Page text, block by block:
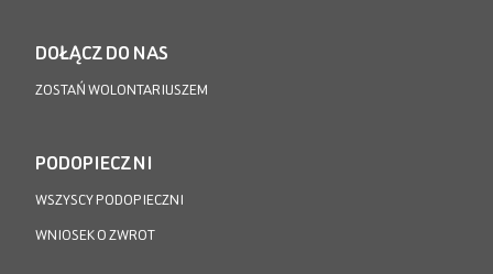
DOŁĄCZ DO NAS
ZOSTAŃ WOLONTARIUSZEM
PODOPIECZNI
WSZYSCY PODOPIECZNI
WNIOSEK O ZWROT